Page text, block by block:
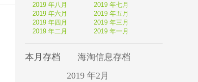
2019 年八月
2019 年七月
2019 年六月
2019 年五月
2019 年四月
2019 年三月
2019 年二月
2019 年一月
本月存档
海淘信息存档
2019 年2月